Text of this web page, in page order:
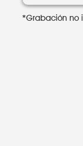
*Grabación no